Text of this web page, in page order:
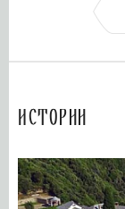
Истории